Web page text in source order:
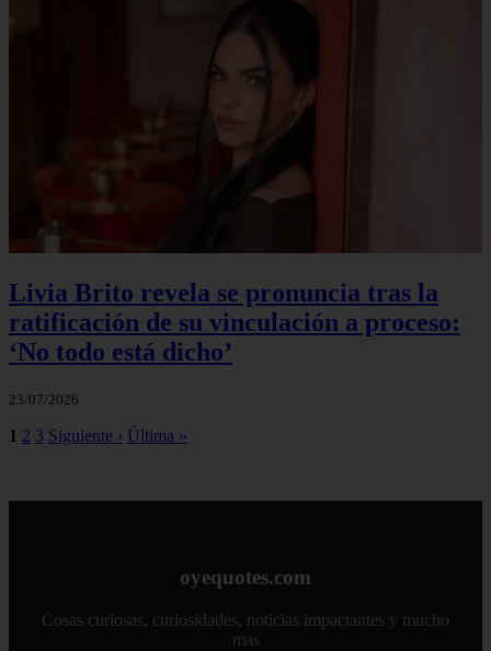
Livia Brito revela se pronuncia tras la
ratificación de su vinculación a proceso:
‘No todo está dicho’
23/07/2026
1 2 3 Siguiente › Última »
oyequotes.com
Cosas curiosas, curiosidades, noticias impactantes y mucho
mas